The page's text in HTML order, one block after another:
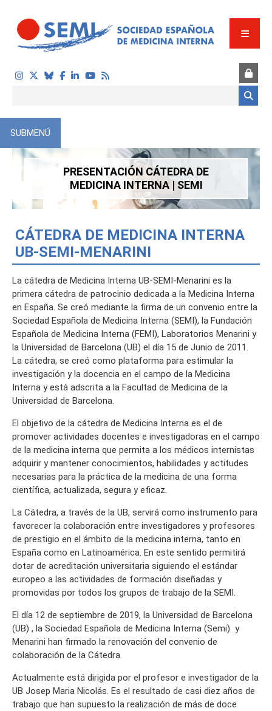
PRESENTACIÓN CÁTEDRA DE
MEDICINA INTERNA | SEMI
SUBMENÚ
CÁTEDRA DE MEDICINA INTERNA
UB-SEMI-MENARINI
La cátedra de Medicina Interna UB-SEMI-Menarini es la
primera cátedra de patrocinio dedicada a la Medicina Interna
en España. Se creó mediante la firma de un convenio entre la
Sociedad Española de Medicina Interna (SEMI), la Fundación
Española de Medicina Interna (FEMI), Laboratorios Menarini y
la Universidad de Barcelona (UB) el día 15 de Junio de 2011.
La cátedra, se creó como plataforma para estimular la
investigación y la docencia en el campo de la Medicina
Interna y está adscrita a la Facultad de Medicina de la
Universidad de Barcelona.
El objetivo de la cátedra de Medicina Interna es el de
promover actividades docentes e investigadoras en el campo
de la medicina interna que permita a los médicos internistas
adquirir y mantener conocimientos, habilidades y actitudes
necesarias para la práctica de la medicina de una forma
científica, actualizada, segura y eficaz.
La Cátedra, a través de la UB, servirá como instrumento para
favorecer la colaboración entre investigadores y profesores
de prestigio en el ámbito de la medicina interna, tanto en
España como en Latinoamérica. En este sentido permitirá
dotar de acreditación universitaria siguiendo el estándar
europeo a las actividades de formación diseñadas y
promovidas por todos los grupos de trabajo de la SEMI.
El día 12 de septiembre de 2019, la Universidad de Barcelona
(UB) , la Sociedad Española de Medicina Interna (Semi) y
Menarini han firmado la renovación del convenio de
colaboración de la Cátedra.
Actualmente está dirigida por el profesor e investigador de la
UB Josep Maria Nicolás. Es el resultado de casi diez años de
trabajo que han supuesto la realización de más de doce